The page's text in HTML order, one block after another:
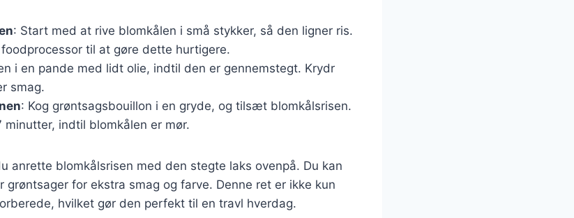
: Start med at rive blomkålen i små stykker, så den ligner ris.
til at gøre dette hurtigere.
i en pande med lidt olie, indtil den er gennemstegt. Krydr
smag.
: Kog grøntsagsbouillon i en gryde, og tilsæt blomkålsrisen.
indtil blomkålen er mør.
anrette blomkålsrisen med den stegte laks ovenpå. Du kan
grøntsager for ekstra smag og farve. Denne ret er ikke kun
hvilket gør den perfekt til en travl hverdag.